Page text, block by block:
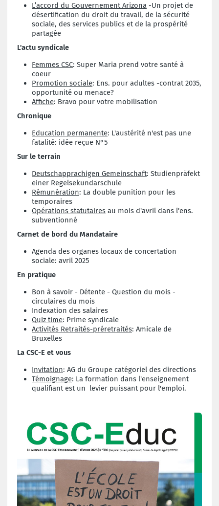
L’accord du Gouvernement Arizona -Un projet de
désertification du droit du travail, de la sécurité
sociale, des services publics et de la prospérité
partagée
L'actu syndicale
Femmes CSC: Super Maria prend votre santé à
coeur
Promotion sociale: Ens. pour adultes -contrat 2035,
opportunité ou menace?
Affiche: Bravo pour votre mobilisation
Chronique
Education permanente: L'austérité n'est pas une
fatalité: idée reçue N°5
Sur le terrain
Deutschapprachigen Gemeinschaft: Studienpräfekt
einer Regelsekundarschule
Rémunération: La double punition pour les
temporaires
Opérations statutaires au mois d'avril dans l'ens.
subventionné
Carnet de bord du Mandataire
Agenda des organes locaux de concertation
sociale: avril 2025
En pratique
Bon à savoir - Détente - Question du mois -
circulaires du mois
Indexation des salaires
Quiz time: Prime syndicale
Activités Retraités-préretraités: Amicale de
Bruxelles
La CSC-E et vous
Invitation: AG du Groupe catégoriel des directions
Témoignage: La formation dans l'enseignement
qualifiant est un levier puissant pour l'emploi.